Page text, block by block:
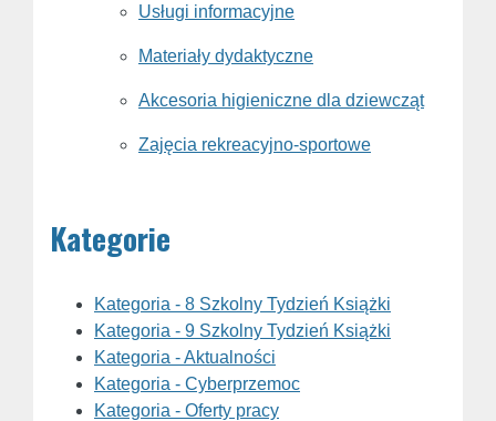
Usługi informacyjne
Materiały dydaktyczne
Akcesoria higieniczne dla dziewcząt
Zajęcia rekreacyjno-sportowe
Kategorie
Kategoria - 8 Szkolny Tydzień Książki
Kategoria - 9 Szkolny Tydzień Książki
Kategoria - Aktualności
Kategoria - Cyberprzemoc
Kategoria - Oferty pracy